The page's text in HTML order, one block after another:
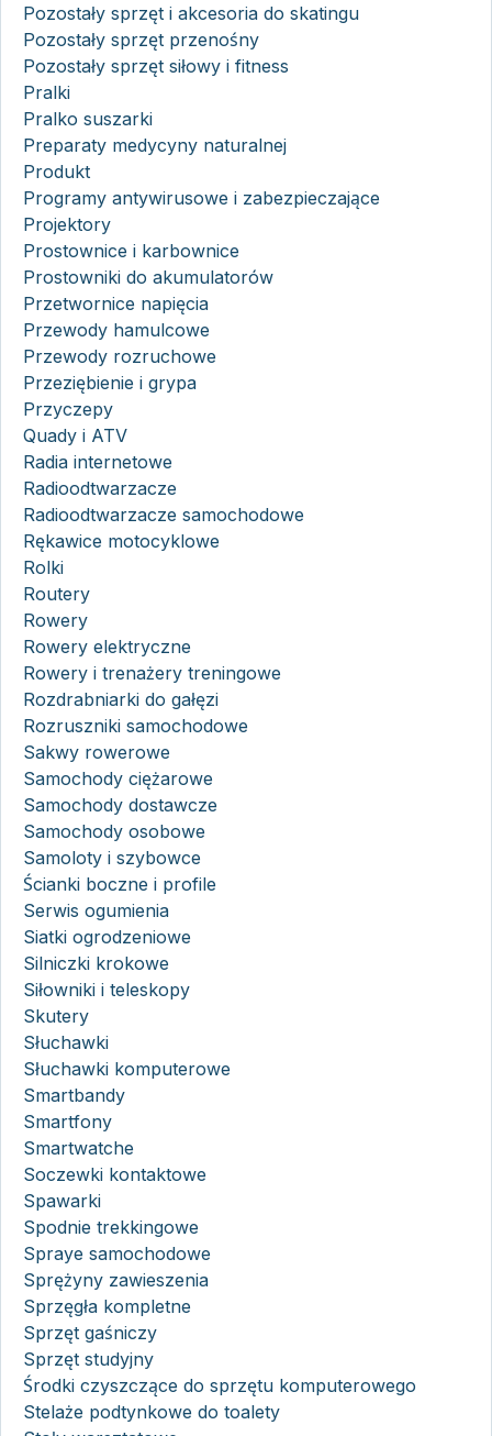
Pozostały sprzęt i akcesoria do skatingu
Pozostały sprzęt przenośny
Pozostały sprzęt siłowy i fitness
Pralki
Pralko suszarki
Preparaty medycyny naturalnej
Produkt
Programy antywirusowe i zabezpieczające
Projektory
Prostownice i karbownice
Prostowniki do akumulatorów
Przetwornice napięcia
Przewody hamulcowe
Przewody rozruchowe
Przeziębienie i grypa
Przyczepy
Quady i ATV
Radia internetowe
Radioodtwarzacze
Radioodtwarzacze samochodowe
Rękawice motocyklowe
Rolki
Routery
Rowery
Rowery elektryczne
Rowery i trenażery treningowe
Rozdrabniarki do gałęzi
Rozruszniki samochodowe
Sakwy rowerowe
Samochody ciężarowe
Samochody dostawcze
Samochody osobowe
Samoloty i szybowce
Ścianki boczne i profile
Serwis ogumienia
Siatki ogrodzeniowe
Silniczki krokowe
Siłowniki i teleskopy
Skutery
Słuchawki
Słuchawki komputerowe
Smartbandy
Smartfony
Smartwatche
Soczewki kontaktowe
Spawarki
Spodnie trekkingowe
Spraye samochodowe
Sprężyny zawieszenia
Sprzęgła kompletne
Sprzęt gaśniczy
Sprzęt studyjny
Środki czyszczące do sprzętu komputerowego
Stelaże podtynkowe do toalety